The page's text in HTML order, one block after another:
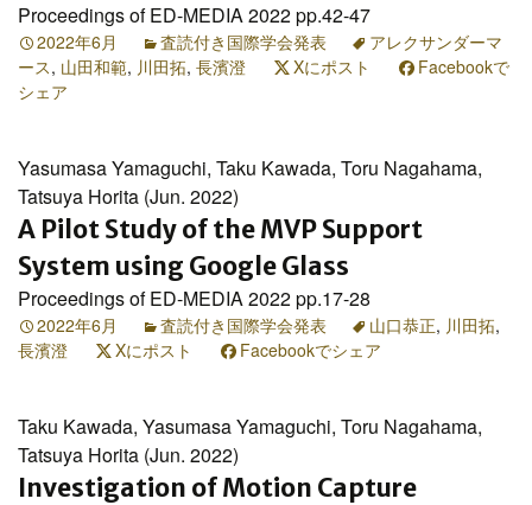
Proceedings of ED-MEDIA 2022 pp.42-47
2022年6月 査読付き国際学会発表
アレクサンダーマ
ース, 山田和範, 川田拓, 長濱澄 Xにポスト
Facebookで
シェア
Yasumasa Yamaguchi, Taku Kawada, Toru Nagahama,
Tatsuya Horita (Jun. 2022)
A Pilot Study of the MVP Support
System using Google Glass
Proceedings of ED-MEDIA 2022 pp.17-28
2022年6月 査読付き国際学会発表 山口恭正, 川田拓,
長濱澄
Xにポスト Facebookでシェア
Taku Kawada, Yasumasa Yamaguchi, Toru Nagahama,
Tatsuya Horita (Jun. 2022)
Investigation of Motion Capture